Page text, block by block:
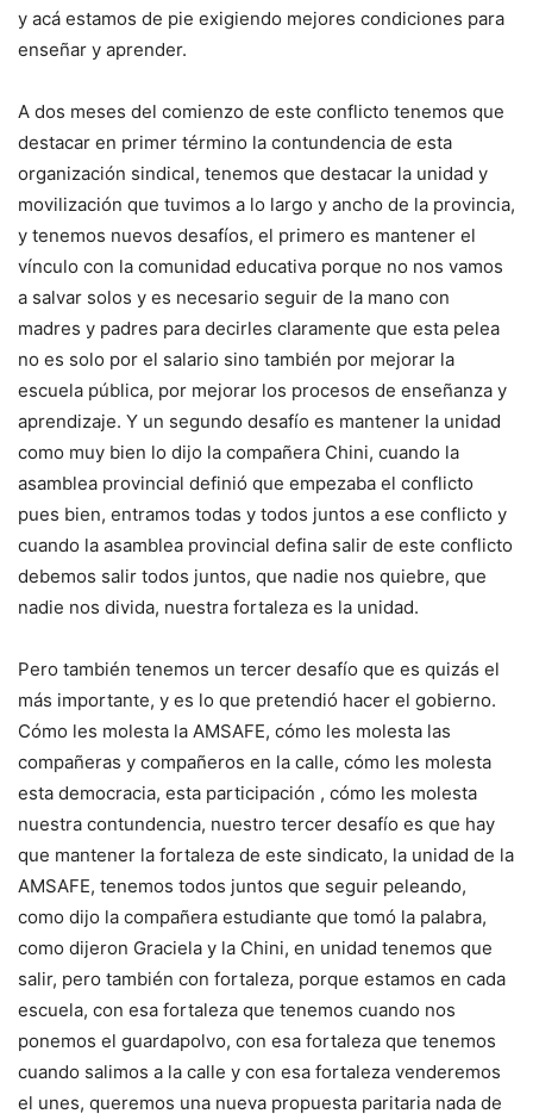
y acá estamos de pie exigiendo mejores condiciones para
enseñar y aprender.
A dos meses del comienzo de este conflicto tenemos que
destacar en primer término la contundencia de esta
organización sindical, tenemos que destacar la unidad y
movilización que tuvimos a lo largo y ancho de la provincia,
y tenemos nuevos desafíos, el primero es mantener el
vínculo con la comunidad educativa porque no nos vamos
a salvar solos y es necesario seguir de la mano con
madres y padres para decirles claramente que esta pelea
no es solo por el salario sino también por mejorar la
escuela pública, por mejorar los procesos de enseñanza y
aprendizaje. Y un segundo desafío es mantener la unidad
como muy bien lo dijo la compañera Chini, cuando la
asamblea provincial definió que empezaba el conflicto
pues bien, entramos todas y todos juntos a ese conflicto y
cuando la asamblea provincial defina salir de este conflicto
debemos salir todos juntos, que nadie nos quiebre, que
nadie nos divida, nuestra fortaleza es la unidad.
Pero también tenemos un tercer desafío que es quizás el
más importante, y es lo que pretendió hacer el gobierno.
Cómo les molesta la AMSAFE, cómo les molesta las
compañeras y compañeros en la calle, cómo les molesta
esta democracia, esta participación , cómo les molesta
nuestra contundencia, nuestro tercer desafío es que hay
que mantener la fortaleza de este sindicato, la unidad de la
AMSAFE, tenemos todos juntos que seguir peleando,
como dijo la compañera estudiante que tomó la palabra,
como dijeron Graciela y la Chini, en unidad tenemos que
salir, pero también con fortaleza, porque estamos en cada
escuela, con esa fortaleza que tenemos cuando nos
ponemos el guardapolvo, con esa fortaleza que tenemos
cuando salimos a la calle y con esa fortaleza venderemos
el unes, queremos una nueva propuesta paritaria nada de